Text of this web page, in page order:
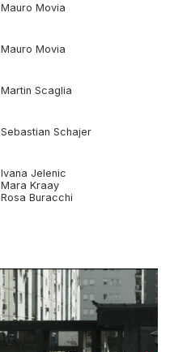
Mauro Movia
Mauro Movia
Martin Scaglia
Sebastian Schajer
Ivana Jelenic
Mara Kraay
Rosa Buracchi